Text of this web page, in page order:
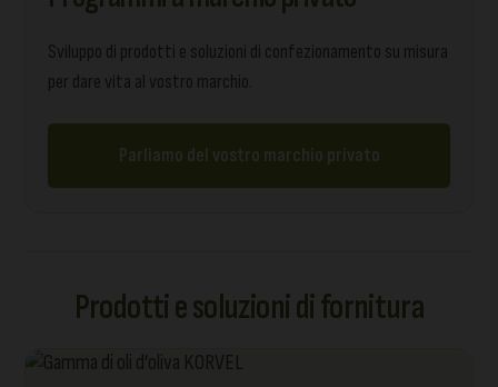
Sviluppo di prodotti e soluzioni di confezionamento su misura
per dare vita al vostro marchio.
Parliamo del vostro marchio privato
Prodotti e soluzioni di fornitura